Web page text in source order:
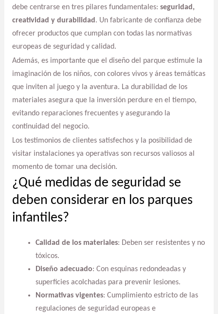
debe centrarse en tres pilares fundamentales: seguridad,
creatividad y durabilidad. Un fabricante de confianza debe
ofrecer productos que cumplan con todas las normativas
europeas de seguridad y calidad.
Además, es importante que el diseño del parque estimule la
imaginación de los niños, con colores vivos y áreas temáticas
que inviten al juego y la aventura. La durabilidad de los
materiales asegura que la inversión perdure en el tiempo,
evitando reparaciones frecuentes y asegurando la
continuidad del negocio.
Los testimonios de clientes satisfechos y la posibilidad de
visitar instalaciones ya operativas son recursos valiosos al
momento de tomar una decisión.
¿Qué medidas de seguridad se
deben considerar en los parques
infantiles?
Calidad de los materiales: Deben ser resistentes y no
tóxicos.
Diseño adecuado: Con esquinas redondeadas y
superficies acolchadas para prevenir lesiones.
Normativas vigentes: Cumplimiento estricto de las
regulaciones de seguridad europeas e